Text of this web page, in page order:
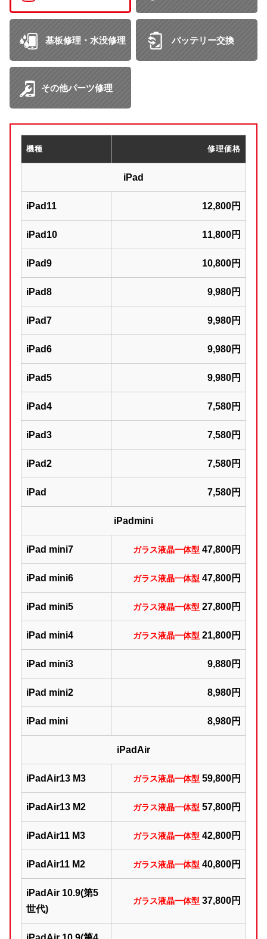
基板修理・水没修理 バッテリー交換
その他パーツ修理
機種 修理価格
iPad
iPad11 12,800円
iPad10 11,800円
iPad9 10,800円
iPad8 9,980円
iPad7 9,980円
iPad6 9,980円
iPad5 9,980円
iPad4 7,580円
iPad3 7,580円
iPad2 7,580円
iPad 7,580円
iPadmini
iPad mini7 ガラス液晶一体型 47,800円
iPad mini6 ガラス液晶一体型 47,800円
iPad mini5 ガラス液晶一体型 27,800円
iPad mini4 ガラス液晶一体型 21,800円
iPad mini3 9,880円
iPad mini2 8,980円
iPad mini 8,980円
iPadAir
iPadAir13 M3 ガラス液晶一体型 59,800円
iPadAir13 M2 ガラス液晶一体型 57,800円
iPadAir11 M3 ガラス液晶一体型 42,800円
iPadAir11 M2 ガラス液晶一体型 40,800円
iPadAir 10.9(第5
世代)
ガラス液晶一体型 37,800円